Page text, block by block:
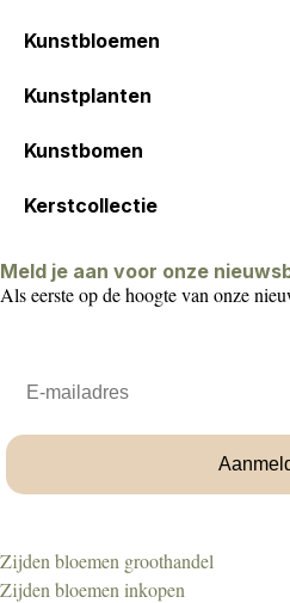
Kunstbloemen
Kunstplanten
Kunstbomen
Kerstcollectie
Meld je aan voor onze
Als eerste op de hoogte van onze
Zijden bloemen groothandel
Zijden bloemen inkopen